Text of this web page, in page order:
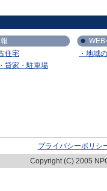
住宅
貸家・駐車場
WEB
・地域
プライバシーポリシ
Copyright (C) 2005